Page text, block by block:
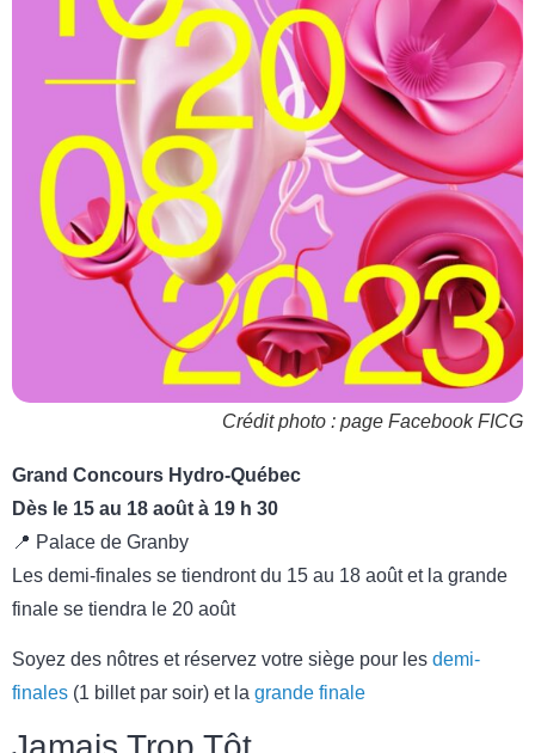
Crédit photo : page Facebook FICG
Grand Concours Hydro-Québec
Dès le 15 au 18 août à 19 h 30
📍 Palace de Granby
Les demi-finales se tiendront du 15 au 18 août et la grande
finale se tiendra le 20 août
Soyez des nôtres et réservez votre siège pour les demi-
finales (1 billet par soir) et la grande finale